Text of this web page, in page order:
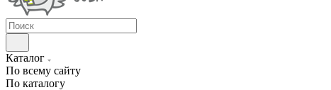
Каталог
По всему сайту
По каталогу